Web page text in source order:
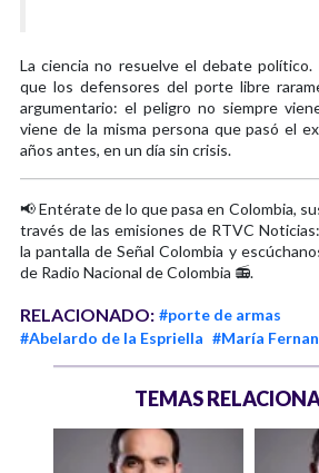
La ciencia no resuelve el debate
que los defensores del porte libre
argumentario: el peligro no siempre
viene de la misma persona que pasó el
años antes, en un día sin crisis.
📢 Entérate de lo que pasa en Colombia,
través de las emisiones de RTVC
la pantalla de Señal Colombia y
de Radio Nacional de Colombia 📻.
RELACIONADO: #porte de armas
#Abelardo de la Espriella #María
TEMAS